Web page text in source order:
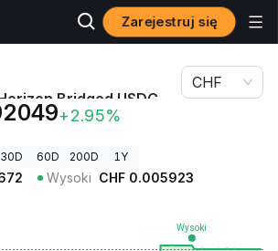
Zarejestruj się
Harmony Horizon Bridged USDC (Harmony)
Bridged USDC
+2.95%
CHF
30D 60D 200D 1Y
Wysoki CHF 0.005923